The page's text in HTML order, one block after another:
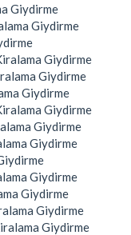
Giydirme
Giydirme
Giydirme
Giydirme
Giydirme
Giydirme
Giydirme
Giydirme
Giydirme
Giydirme
Giydirme
Giydirme